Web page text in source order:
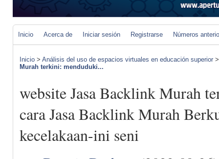
Inicio Acerca de Iniciar sesión Registrarse Números
Inicio > Análisis del uso de espacios virtuales en educación superior
Murah terkini: menduduki...
website Jasa Backlink Murah
cara Jasa Backlink Murah
kecelakaan-ini seni